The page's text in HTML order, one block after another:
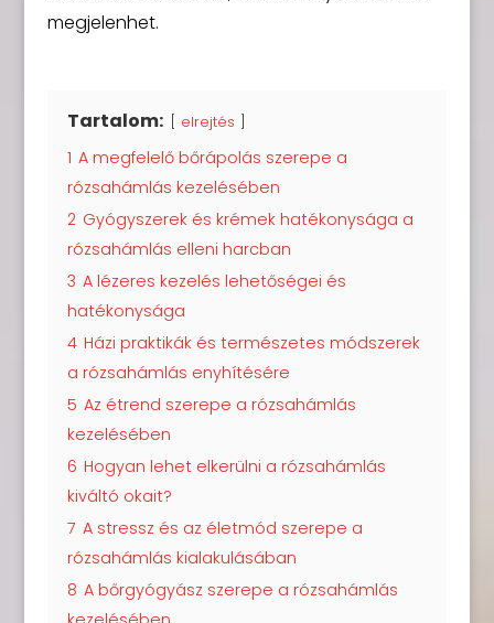
megjelenhet.
Tartalom: elrejtés
1 A megfelelő bőrápolás szerepe a
rózsahámlás kezelésében
2 Gyógyszerek és krémek hatékonysága a
rózsahámlás elleni harcban
3 A lézeres kezelés lehetőségei és
hatékonysága
4 Házi praktikák és természetes módszerek
a rózsahámlás enyhítésére
5 Az étrend szerepe a rózsahámlás
kezelésében
6 Hogyan lehet elkerülni a rózsahámlás
kiváltó okait?
7 A stressz és az életmód szerepe a
rózsahámlás kialakulásában
8 A bőrgyógyász szerepe a rózsahámlás